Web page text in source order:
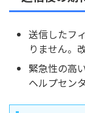
送信したフ
りません。
緊急性の高
ヘルプセン